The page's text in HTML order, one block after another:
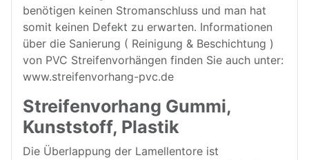
benötigen keinen Stromanschluss und man hat
somit keinen Defekt zu erwarten. Informationen
über die Sanierung ( Reinigung & Beschichtung )
von PVC Streifenvorhängen finden Sie auch unter:
www.streifenvorhang-pvc.de
Streifenvorhang Gummi,
Kunststoff, Plastik
Die Überlappung der Lamellentore ist